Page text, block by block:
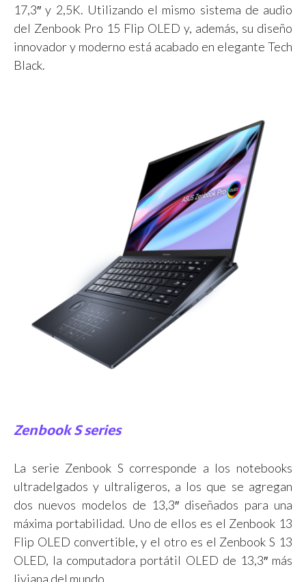
17,3″ y 2,5K. Utilizando el mismo sistema de audio
del Zenbook Pro 15 Flip OLED y, además, su diseño
innovador y moderno está acabado en elegante Tech
Black.
Zenbook S series
La serie Zenbook S corresponde a los notebooks
ultradelgados y ultraligeros, a los que se agregan
dos nuevos modelos de 13,3″ diseñados para una
máxima portabilidad. Uno de ellos es el Zenbook 13
Flip OLED convertible, y el otro es el Zenbook S 13
OLED, la computadora portátil OLED de 13,3″ más
liviana del mundo.